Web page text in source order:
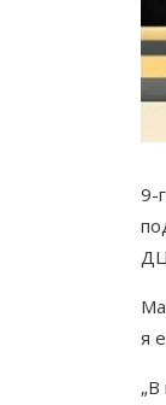
9-
я